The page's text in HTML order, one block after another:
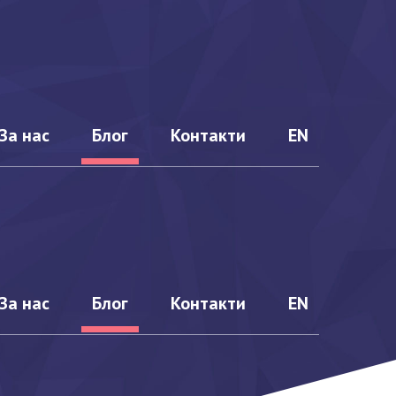
За нас
Екип
История
Блог Контакти EN
За нас Блог Контакти EN